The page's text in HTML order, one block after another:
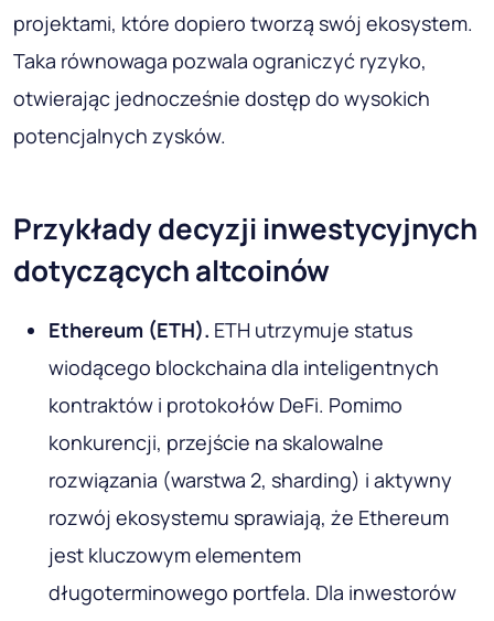
projektami, które dopiero tworzą swój ekosystem.
Taka równowaga pozwala ograniczyć ryzyko,
otwierając jednocześnie dostęp do wysokich
potencjalnych zysków.
Przykłady decyzji inwestycyjnych
dotyczących altcoinów
Ethereum (ETH). ETH utrzymuje status
wiodącego blockchaina dla inteligentnych
kontraktów i protokołów DeFi. Pomimo
konkurencji, przejście na skalowalne
rozwiązania (warstwa 2, sharding) i aktywny
rozwój ekosystemu sprawiają, że Ethereum
jest kluczowym elementem
długoterminowego portfela. Dla inwestorów